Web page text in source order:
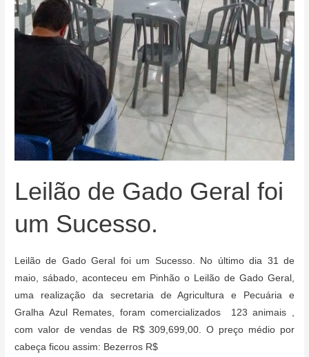
Leilão de Gado Geral foi
um Sucesso.
Leilão de Gado Geral foi um Sucesso. No último dia 31 de
maio, sábado, aconteceu em Pinhão o Leilão de Gado Geral,
uma realização da secretaria de Agricultura e Pecuária e
Gralha Azul Remates, foram comercializados 123 animais ,
com valor de vendas de R$ 309,699,00. O preço médio por
cabeça ficou assim: Bezerros R$